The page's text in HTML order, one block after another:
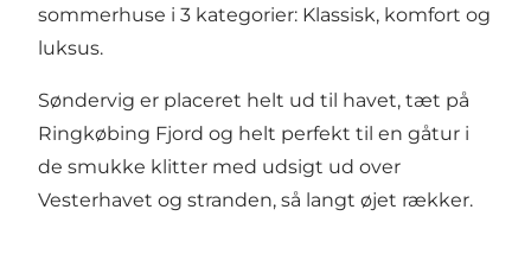
sommerhuse i 3 kategorier: Klassisk, komfort og
luksus.
Søndervig er placeret helt ud til havet, tæt på
Ringkøbing Fjord og helt perfekt til en gåtur i
de smukke klitter med udsigt ud over
Vesterhavet og stranden, så langt øjet rækker.